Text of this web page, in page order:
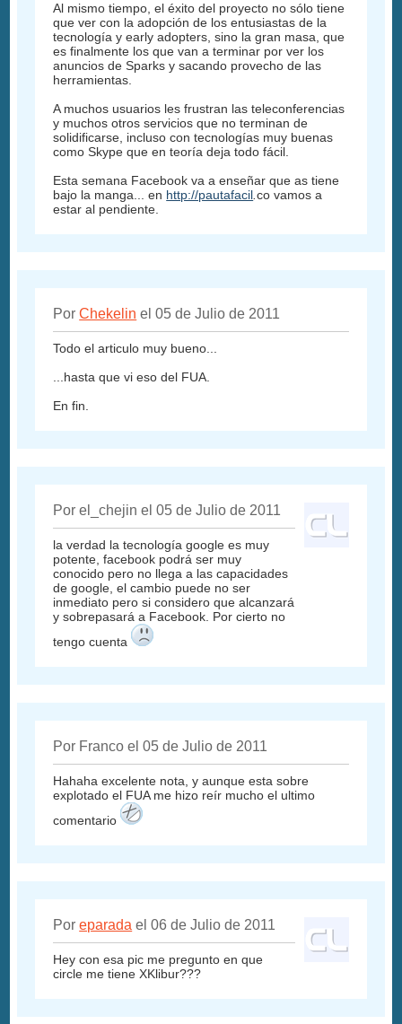
Al mismo tiempo, el éxito del proyecto no sólo tiene
que ver con la adopción de los entusiastas de la
tecnología y early adopters, sino la gran masa, que
es finalmente los que van a terminar por ver los
anuncios de Sparks y sacando provecho de las
herramientas.
A muchos usuarios les frustran las teleconferencias
y muchos otros servicios que no terminan de
solidificarse, incluso con tecnologías muy buenas
como Skype que en teoría deja todo fácil.
Esta semana Facebook va a enseñar que as tiene
bajo la manga... en http://pautafacil.co vamos a
estar al pendiente.
PorChekelin el 05 de Julio de 2011
Todo el articulo muy bueno...
...hasta que vi eso del FUA.
En fin.
Por el_chejin el 05 de Julio de 2011
la verdad la tecnología google es muy
potente, facebook podrá ser muy
conocido pero no llega a las capacidades
de google, el cambio puede no ser
inmediato pero si considero que alcanzará
y sobrepasará a Facebook. Por cierto no
tengo cuenta
Por Franco el 05 de Julio de 2011
Hahaha excelente nota, y aunque esta sobre
explotado el FUA me hizo reír mucho el ultimo
comentario
Poreparada el 06 de Julio de 2011
Hey con esa pic me pregunto en que
circle me tiene XKlibur???